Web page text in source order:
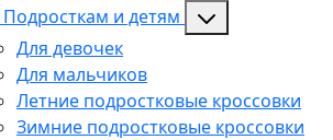
Подросткам и детям
Для девочек
Для мальчиков
Летние подростковые кроссовки
Зимние подростковые кроссовки